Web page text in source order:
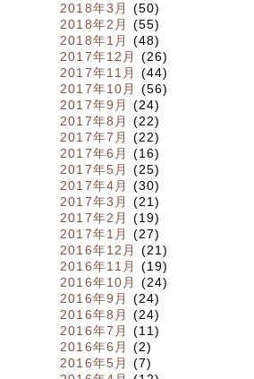
2018年3月
(50)
2018年2月
(55)
2018年1月
(48)
2017年12月
(26)
2017年11月
(44)
2017年10月
(56)
2017年9月
(24)
2017年8月
(22)
2017年7月
(22)
2017年6月
(16)
2017年5月
(25)
2017年4月
(30)
2017年3月
(21)
2017年2月
(19)
2017年1月
(27)
2016年12月
(21)
2016年11月
(19)
2016年10月
(24)
2016年9月
(24)
2016年8月
(24)
2016年7月
(11)
2016年6月
(2)
2016年5月
(7)